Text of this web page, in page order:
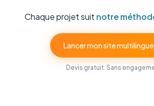
Chaque projet suit notre
Lancer mon site multilingue
Devis gratuit. Sans